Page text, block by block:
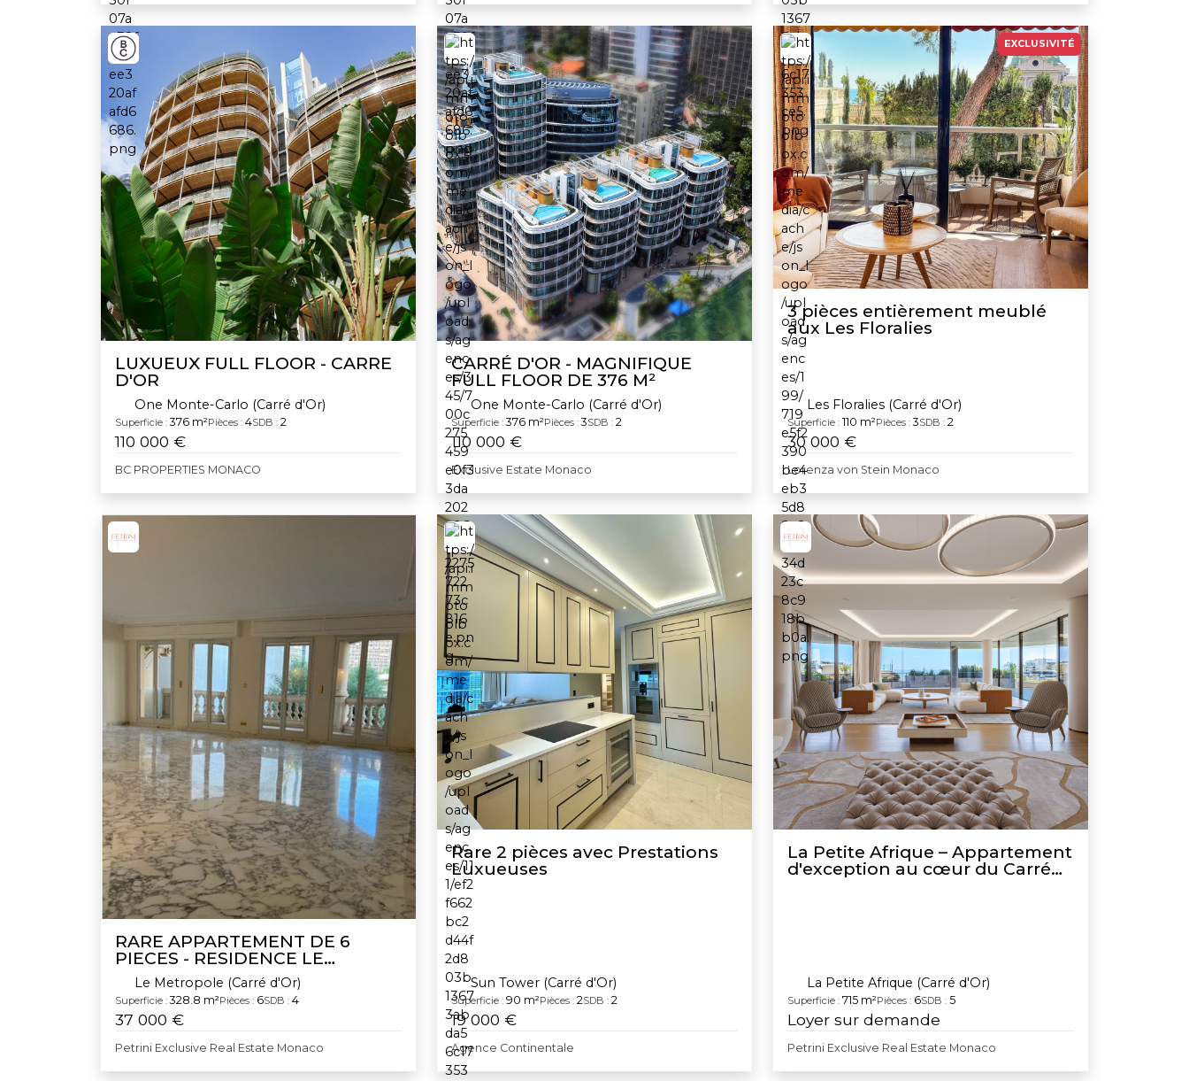
LUXUEUX FULL FLOOR - CARRE
D'OR
One Monte-Carlo (Carré d'Or)
Superficie : 376 m²Pièces : 4SDB : 2
110 000 €
BC PROPERTIES MONACO
CARRÉ D'OR - MAGNIFIQUE
FULL FLOOR DE 376 M²
One Monte-Carlo (Carré d'Or)
Superficie : 376 m²Pièces : 3SDB : 2
110 000 €
Exclusive Estate Monaco
EXCLUSIVITÉ
3 pièces entièrement meublé
aux Les Floralies
Les Floralies (Carré d'Or)
Superficie : 110 m²Pièces : 3SDB : 2
30 000 €
Lorenza von Stein Monaco
RARE APPARTEMENT DE 6
PIECES - RESIDENCE LE
METROPOLE CARRE D'OR
Le Metropole (Carré d'Or)
Superficie : 328.8 m²Pièces : 6SDB : 4
37 000 €
Petrini Exclusive Real Estate Monaco
Rare 2 pièces avec Prestations
Luxueuses
Sun Tower (Carré d'Or)
Superficie : 90 m²Pièces : 2SDB : 2
19 000 €
Agence Continentale
La Petite Afrique – Appartement
d'exception au cœur du Carré
La Petite Afrique (Carré d'Or)
Superficie : 715 m²Pièces : 6SDB : 5
Loyer sur demande
Petrini Exclusive Real Estate Monaco